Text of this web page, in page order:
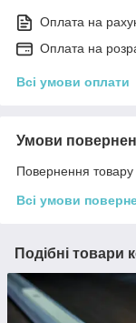
Оплата на
Оплата на
Всі умови оплати
Умови
Повернення
Всі умови
Подібні товари